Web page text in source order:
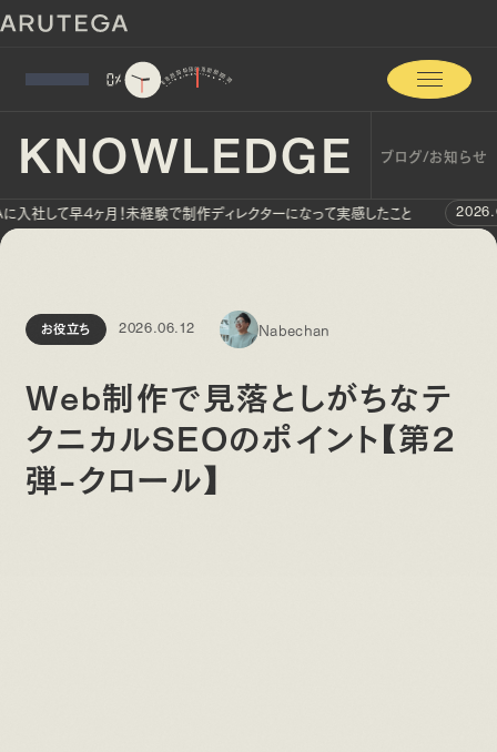
0%
ブログ/お知らせ
KNOWLEDGE
早4ヶ月！未経験で制作ディレクターになって実感したこと 2026.07.24
Web制作で見落としがちなテ
クニカルSEOのポイント【第2
弾-クロール】
お役立ち 2026.06.12 Nabechan